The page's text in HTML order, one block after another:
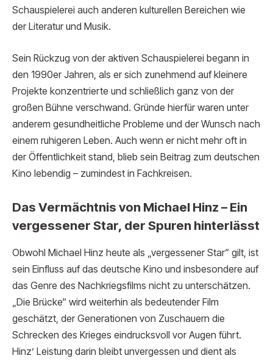
Schauspielerei auch anderen kulturellen Bereichen wie
der Literatur und Musik.
Sein Rückzug von der aktiven Schauspielerei begann in
den 1990er Jahren, als er sich zunehmend auf kleinere
Projekte konzentrierte und schließlich ganz von der
großen Bühne verschwand. Gründe hierfür waren unter
anderem gesundheitliche Probleme und der Wunsch nach
einem ruhigeren Leben. Auch wenn er nicht mehr oft in
der Öffentlichkeit stand, blieb sein Beitrag zum deutschen
Kino lebendig – zumindest in Fachkreisen.
Das Vermächtnis von Michael Hinz – Ein
vergessener Star, der Spuren hinterlässt
Obwohl Michael Hinz heute als „vergessener Star“ gilt, ist
sein Einfluss auf das deutsche Kino und insbesondere auf
das Genre des Nachkriegsfilms nicht zu unterschätzen.
„Die Brücke“ wird weiterhin als bedeutender Film
geschätzt, der Generationen von Zuschauern die
Schrecken des Krieges eindrucksvoll vor Augen führt.
Hinz’ Leistung darin bleibt unvergessen und dient als